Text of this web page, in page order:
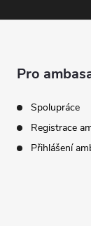
Pro
Spolupráce
Registrace
Přihlášení